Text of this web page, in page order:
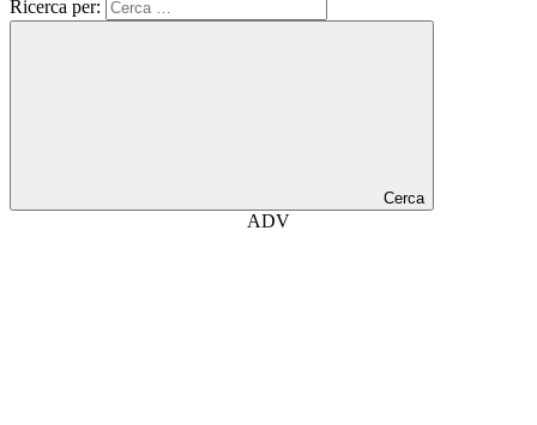
Ricerca per:
Cerca
ADV